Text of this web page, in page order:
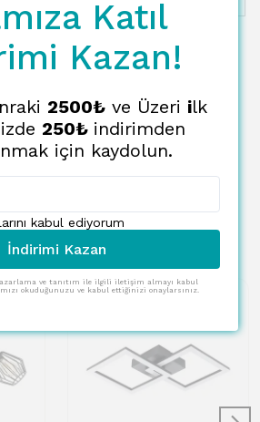
yapılmamış.
Katıl
Kazan!
2500₺ve Üzeri ilk
250₺ indirimden
için kaydolun.
kabul ediyorum
İndirimi Kazan
ve tanıtım ile ilgili iletişim almayı kabul
okuduğunuzu ve kabul ettiğinizi onaylarsınız.